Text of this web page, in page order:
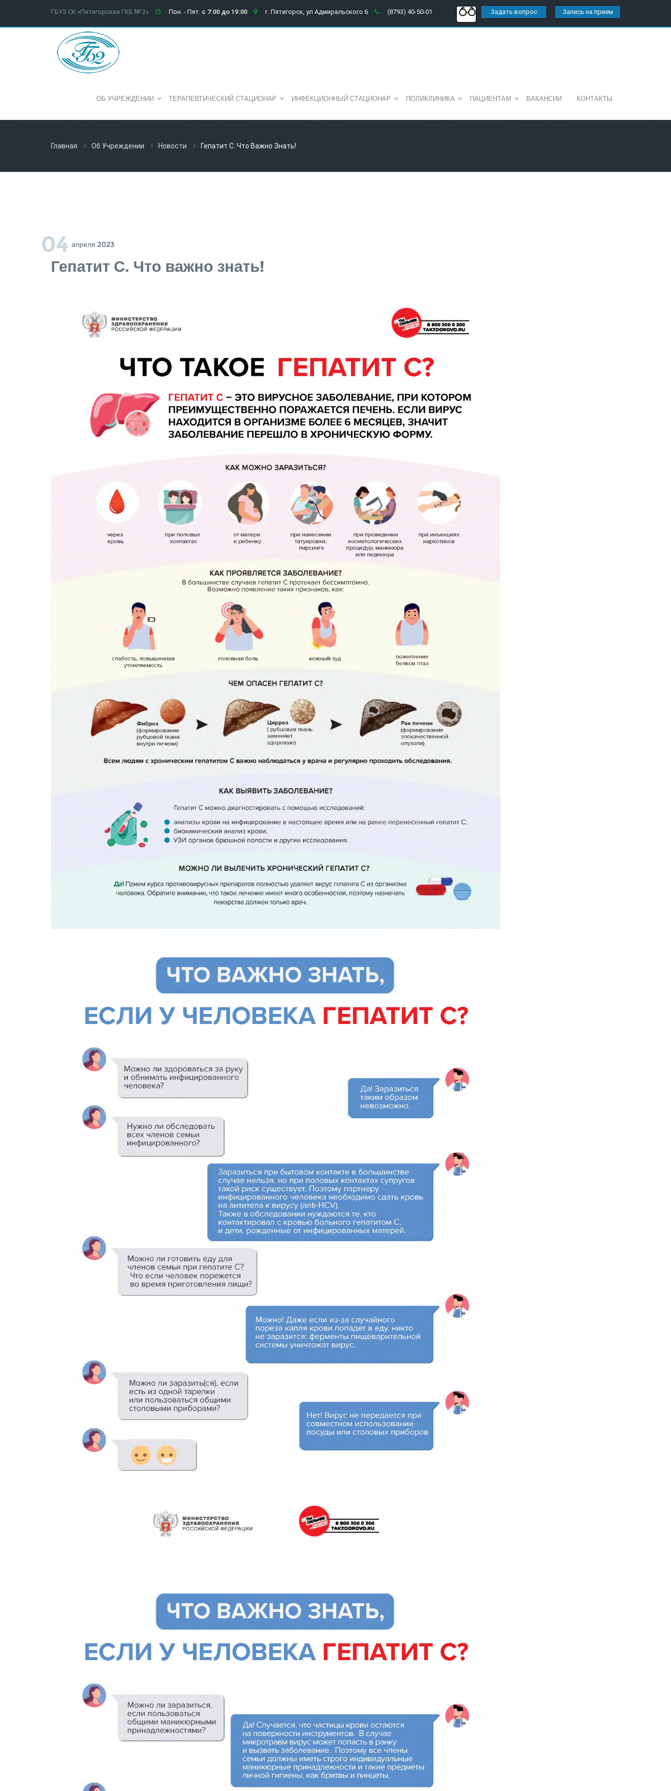
ГБУЗ СК «Пятигорская ГКБ № 2» Пон. - Пят. с 7:00 до 19:00 г. Пятигорск, ул Адмиральского 6 (8793) 40-50-01 Задать вопрос Запись на прием
ОБ УЧРЕЖДЕНИИ ТЕРАПЕВТИЧЕСКИЙ СТАЦИОНАР ИНФЕКЦИОННЫЙ СТАЦИОНАР ПОЛИКЛИНИКА ПАЦИЕНТАМ ВАКАНСИИ КОНТАКТЫ
Главная Об Учреждении Новости Гепатит С. Что Важно Знать!
04 Апреля 2023
Гепатит С. Что важно знать!